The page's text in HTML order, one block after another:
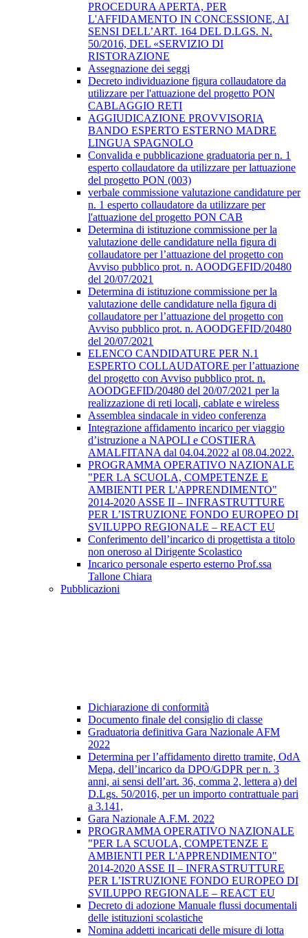
PROCEDURA APERTA, PER
L'AFFIDAMENTO IN CONCESSIONE, AI
SENSI DELL’ART. 164 DEL D.LGS. N.
50/2016, DEL «SERVIZIO DI
RISTORAZIONE
Assegnazione dei seggi
Decreto individuazione figura collaudatore da
utilizzare per l'attuazione del progetto PON
CABLAGGIO RETI
AGGIUDICAZIONE PROVVISORIA
BANDO ESPERTO ESTERNO MADRE
LINGUA SPAGNOLO
Convalida e pubblicazione graduatoria per n. 1
esperto collaudatore da utilizzare per lattuazione
del progetto PON (003)
verbale commissione valutazione candidature per
n. 1 esperto collaudatore da utilizzare per
l'attuazione del progetto PON CAB
Determina di istituzione commissione per la
valutazione delle candidature nella figura di
collaudatore per l’attuazione del progetto con
Avviso pubblico prot. n. AOODGEFID/20480
del 20/07/2021
Determina di istituzione commissione per la
valutazione delle candidature nella figura di
collaudatore per l’attuazione del progetto con
Avviso pubblico prot. n. AOODGEFID/20480
del 20/07/2021
ELENCO CANDIDATURE PER N.1
ESPERTO COLLAUDATORE per l’attuazione
del progetto con Avviso pubblico prot. n.
AOODGEFID/20480 del 20/07/2021 per la
realizzazione di reti locali, cablate e wireless
Assemblea sindacale in video conferenza
Integrazione affidamento incarico per viaggio
d’istruzione a NAPOLI e COSTIERA
AMALFITANA dal 04.04.2022 al 08.04.2022.
PROGRAMMA OPERATIVO NAZIONALE
"PER LA SCUOLA, COMPETENZE E
AMBIENTI PER L'APPRENDIMENTO"
2014-2020 ASSE II – INFRASTRUTTURE
PER L’ISTRUZIONE FONDO EUROPEO DI
SVILUPPO REGIONALE – REACT EU
Conferimento dell’incarico di progettista a titolo
non oneroso al Dirigente Scolastico
Incarico personale esperto esterno Prof.ssa
Tallone Chiara
Pubblicazioni
Dichiarazione di conformità
Documento finale del consiglio di classe
Graduatoria definitiva Gara Nazionale AFM
2022
Determina per l’affidamento diretto tramite, OdA
Mepa, dell’incarico da DPO/GDPR per n. 3
anni, ai sensi dell’art. 36, comma 2, lettera a) del
D.Lgs. 50/2016, per un importo contrattuale pari
a 3.141,
Gara Nazionale A.F.M. 2022
PROGRAMMA OPERATIVO NAZIONALE
"PER LA SCUOLA, COMPETENZE E
AMBIENTI PER L'APPRENDIMENTO"
2014-2020 ASSE II – INFRASTRUTTURE
PER L’ISTRUZIONE FONDO EUROPEO DI
SVILUPPO REGIONALE – REACT EU
Decreto di adozione Manuale flussi documentali
delle istituzioni scolastiche
Nomina addetti incaricati delle misure di lotta